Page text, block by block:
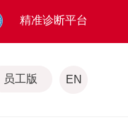
精准诊断平台
员工版 EN